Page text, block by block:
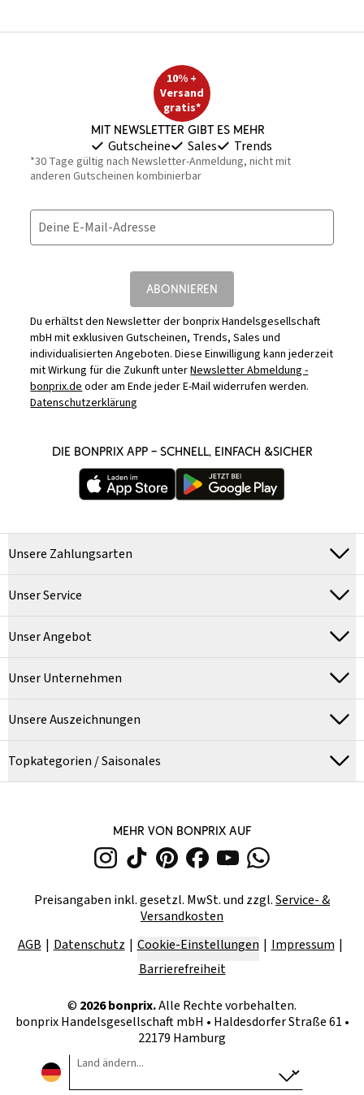
10% +
Versand
gratis*
Mit Newsletter gibt es mehr
Gutscheine Sales Trends
*30 Tage gültig nach Newsletter-Anmeldung, nicht mit
anderen Gutscheinen kombinierbar
Deine E-Mail-Adresse
ABONNIEREN
Du erhältst den Newsletter der bonprix Handelsgesellschaft
mbH mit exklusiven Gutscheinen, Trends, Sales und
individualisierten Angeboten. Diese Einwilligung kann jederzeit
mit Wirkung für die Zukunft unterNewsletter Abmeldung -
bonprix.deoder am Ende jeder E-Mail widerrufen werden.
Datenschutzerklärung
DIE BONPRIX APP – SCHNELL, EINFACH &SICHER
Unsere Zahlungsarten
Unser Service
Unser Angebot
Unser Unternehmen
Unsere Auszeichnungen
Topkategorien / Saisonales
MEHR VON BONPRIX AUF
Preisangaben inkl. gesetzl. MwSt. und zzgl.Service- &
Versandkosten
AGB
Datenschutz Cookie-Einstellungen
Impressum
Barrierefreiheit
© 2026bonprix.Alle Rechte vorbehalten.
bonprix Handelsgesellschaft mbH • Haldesdorfer Straße 61 •
22179 Hamburg
Land ändern...